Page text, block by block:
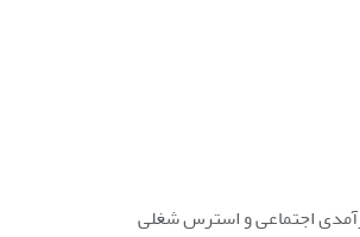
اجتماعی و استرس شغلی